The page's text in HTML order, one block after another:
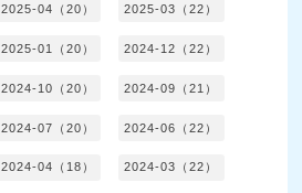
2025-04（20） 2025-03（22）
2025-01（20） 2024-12（22）
2024-10（20） 2024-09（21）
2024-07（20） 2024-06（22）
2024-04（18） 2024-03（22）